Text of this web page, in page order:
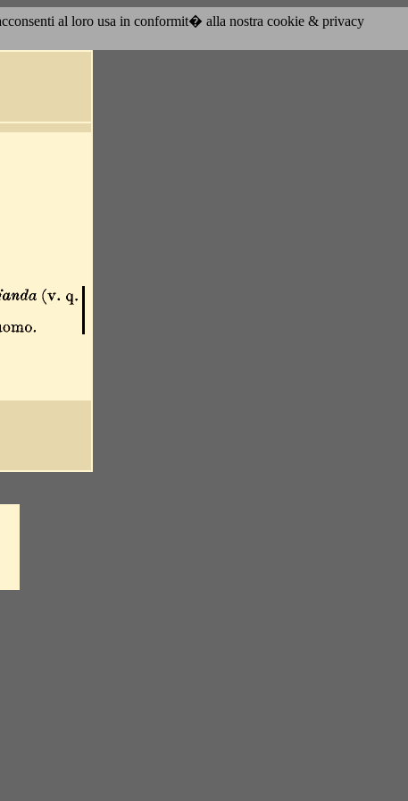
al loro usa in conformit� alla nostra cookie & privacy